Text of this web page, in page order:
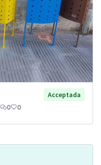
Acceptada
0 0